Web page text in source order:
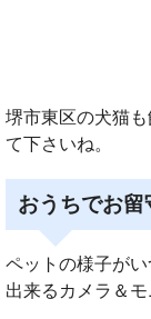
堺市東区の犬猫
て下さいね。
おうちでお留
ペットの様子が
出来るカメラ＆モ